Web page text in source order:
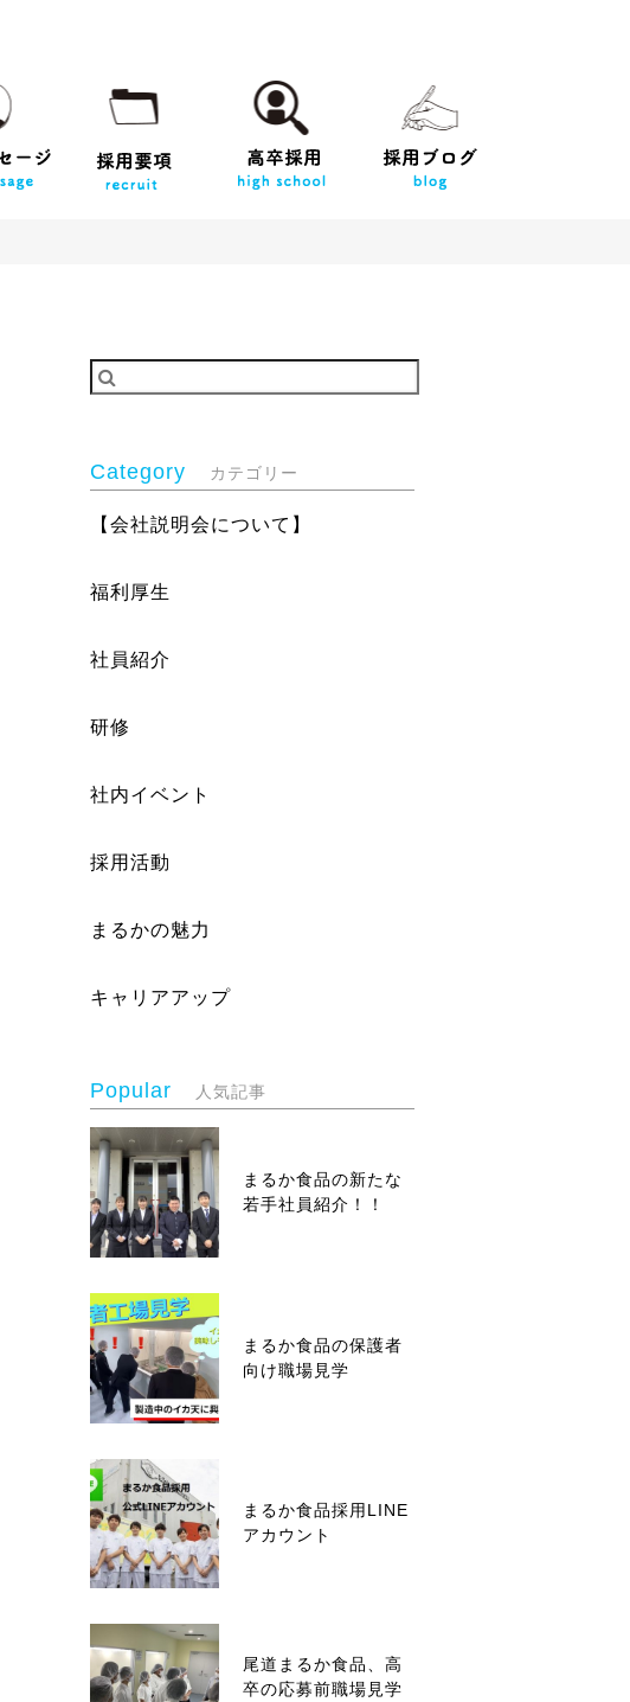
Category カテゴリー
【会社説明会について】
福利厚生
社員紹介
研修
社内イベント
採用活動
まるかの魅力
キャリアアップ
Popular 人気記事
まるか食品の新たな
若手社員紹介！！
まるか食品の保護者
向け職場見学
まるか食品採用LINE
アカウント
尾道まるか食品、高
卒の応募前職場見学